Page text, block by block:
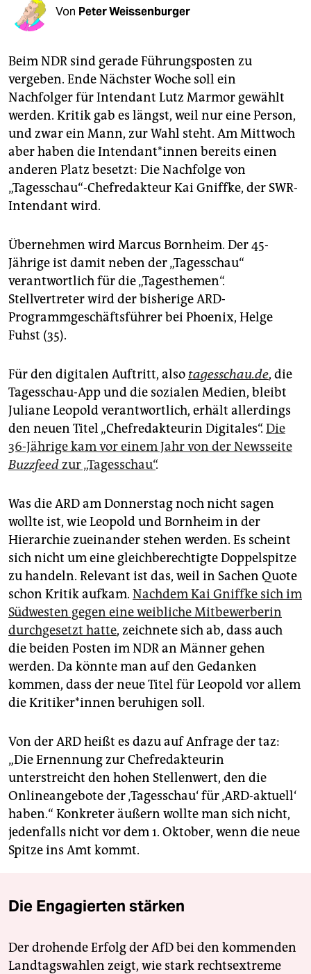
shop
fragen & hilfe
unterstützen
abo
genossenschaft
epaper login
Von Peter Weissenburger
Beim NDR sind gerade Führungsposten zu
vergeben. Ende Nächster Woche soll ein
Nachfolger für Intendant Lutz Marmor gewählt
werden. Kritik gab es längst, weil nur eine Person,
und zwar ein Mann, zur Wahl steht. Am Mittwoch
aber haben die Intendant*innen bereits einen
anderen Platz besetzt: Die Nachfolge von
„Tagesschau“-Chefredakteur Kai Gniffke, der SWR-
Intendant wird.
Übernehmen wird Marcus Bornheim. Der 45-
Jährige ist damit neben der „Tagesschau“
verantwortlich für die „Tagesthemen“.
Stellvertreter wird der bisherige ARD-
Programmgeschäftsführer bei Phoenix, Helge
Fuhst (35).
Für den digitalen Auftritt, also tagesschau.de, die
Tagesschau-App und die sozialen Medien, bleibt
Juliane Leopold verantwortlich, erhält allerdings
den neuen Titel „Chefredakteurin Digitales“. Die
36-Jährige kam vor einem Jahr von der Newsseite
Buzzfeedzur „Tagesschau“.
Was die ARD am Donnerstag noch nicht sagen
wollte ist, wie Leopold und Bornheim in der
Hierarchie zueinander stehen werden. Es scheint
sich nicht um eine gleichberechtigte Doppelspitze
zu handeln. Relevant ist das, weil in Sachen Quote
schon Kritik aufkam. Nachdem Kai Gniffke sich im
Südwesten gegen eine weibliche Mitbewerberin
durchgesetzt hatte, zeichnete sich ab, dass auch
die beiden Posten im NDR an Männer gehen
werden. Da könnte man auf den Gedanken
kommen, dass der neue Titel für Leopold vor allem
die Kritiker*innen beruhigen soll.
Von der ARD heißt es dazu auf Anfrage der taz:
„Die Ernennung zur Chefredakteurin
unterstreicht den hohen Stellenwert, den die
Onlineangebote der ‚Tagesschau‘ für ‚ARD-aktuell‘
haben.“ Konkreter äußern wollte man sich nicht,
jedenfalls nicht vor dem 1. Oktober, wenn die neue
Spitze ins Amt kommt.
Die Engagierten stärken
Der drohende Erfolg der AfD bei den kommenden
Landtagswahlen zeigt, wie stark rechtsextreme